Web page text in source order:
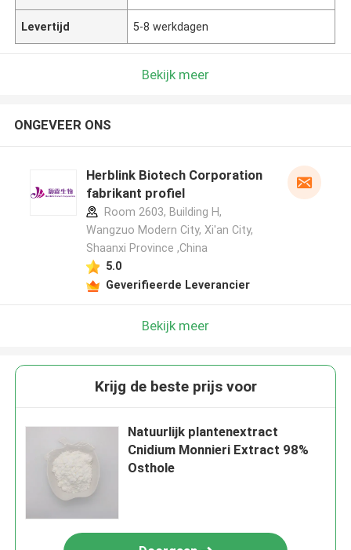
Levertijd 5-8 werkdagen
Bekijk meer
ONGEVEER ONS
Herblink Biotech Corporation
fabrikant profiel
Room 2603, Building H,
Wangzuo Modern City, Xi'an City,
Shaanxi Province ,China
5.0
Geverifieerde Leverancier
Bekijk meer
Krijg de beste prijs voor
Natuurlijk plantenextract
Cnidium Monnieri Extract 98%
Osthole